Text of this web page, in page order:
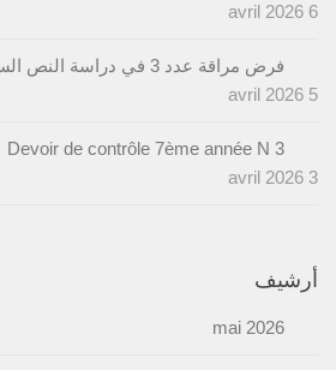
6 avril 2026
فرض مراقة عدد 3 في دراسة النص السنة السابعة
5 avril 2026
Devoir de contrôle 7ème année N 3
3 avril 2026
أرشيف
mai 2026